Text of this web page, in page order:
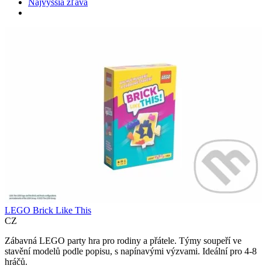
Najvyššia zľava
LEGO Brick Like This
CZ
Zábavná LEGO party hra pro rodiny a přátele. Týmy soupeří ve
stavění modelů podle popisu, s napínavými výzvami. Ideální pro 4-8
hráčů.